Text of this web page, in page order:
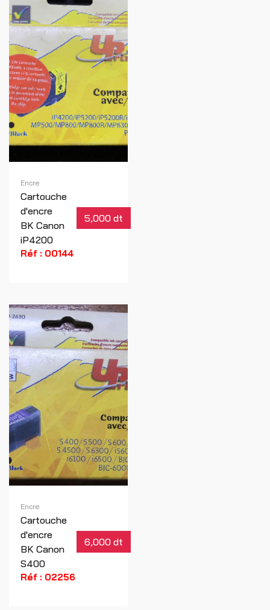
Encre
Cartouche
d'encre
BK Canon
iP4200
5,000 dt
Réf : 00144
Encre
Cartouche
d'encre
BK Canon
S400
6,000 dt
Réf : 02256